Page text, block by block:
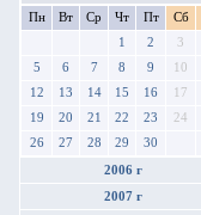
Пн Вт Ср Чт Пт Сб
1
2 3
5
6 7 8 9 10
12
13 14 15 16 17
19
20 21 22 23 24
26
27 28 29 30
2006 г
2007 г